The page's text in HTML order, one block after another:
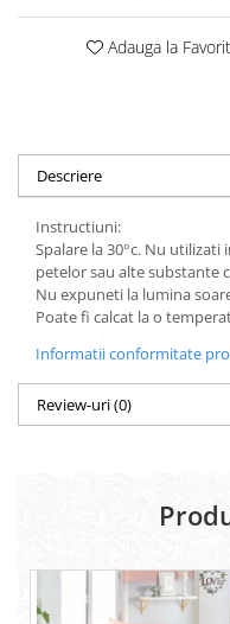
Adauga la
Descriere
Instructiuni:
Spalare la 30°c. Nu
petelor sau alte substante
Nu expuneti la lumina
Poate fi calcat la o
Informatii conformitate
Review-uri(0)